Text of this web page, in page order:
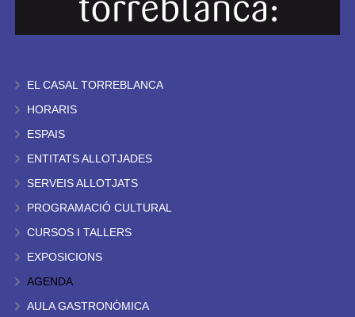
EL CASAL TORREBLANCA
HORARIS
ESPAIS
ENTITATS ALLOTJADES
SERVEIS ALLOTJATS
PROGRAMACIÓ CULTURAL
CURSOS I TALLERS
EXPOSICIONS
AGENDA
AULA GASTRONÒMICA